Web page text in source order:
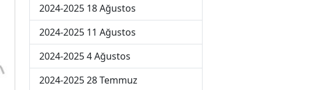
2024-2025 18 Ağustos
2024-2025 11 Ağustos
2024-2025 4 Ağustos
2024-2025 28 Temmuz